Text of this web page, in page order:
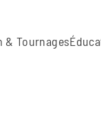
& Tournages